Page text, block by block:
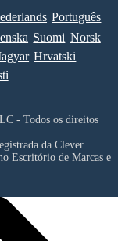
Português
Suomi Norsk
Hrvatski
- Todos os direitos
da Clever
Escritório de Marcas e